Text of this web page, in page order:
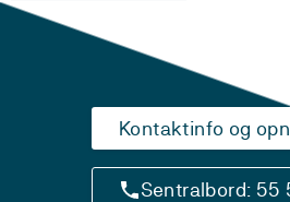
Kontaktinfo og
Sentralbord: 55